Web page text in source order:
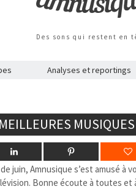
Des sons qui restent en
Analyses et reportings
juin, Amnusique s’est amusé à
Bonne écoute à toutes et